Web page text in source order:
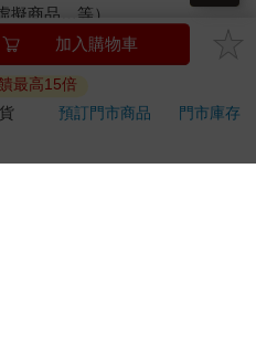
擬商品…等）
（如：內衣褲、刮鬍刀、除毛
貨7天的猶豫期（含例假
品恕無法接受單獨退貨）必須
加入購物車
最高15倍
貨 預訂門市商品
門市庫存